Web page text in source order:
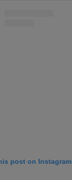
post on Instagram